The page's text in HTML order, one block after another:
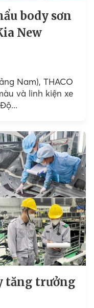
body sơn
New
Nam), THACO
và linh kiện xe
tăng trưởng